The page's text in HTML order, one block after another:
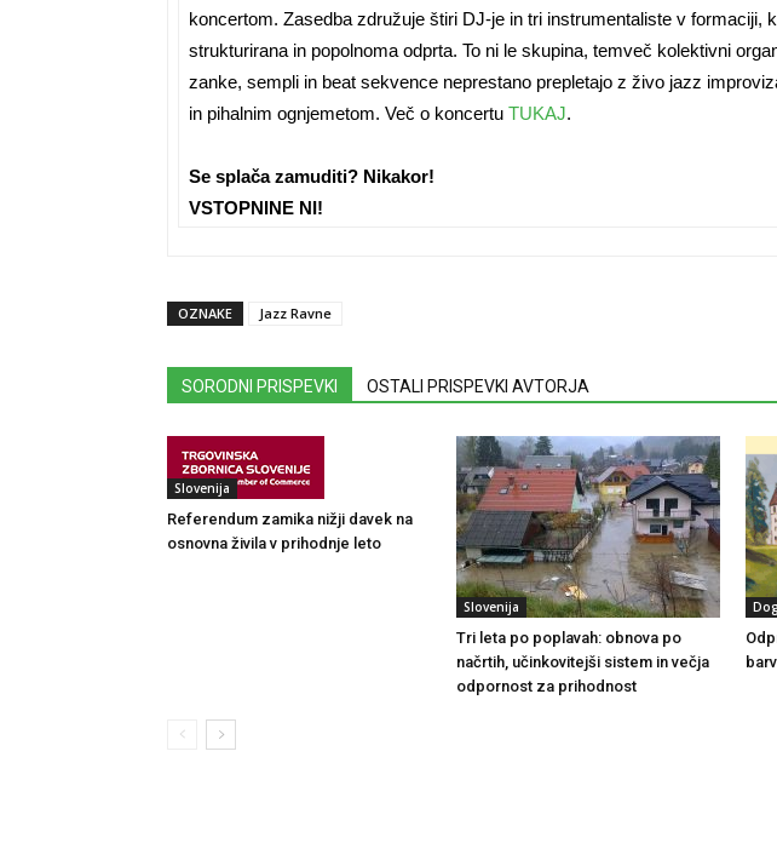
koncertom. Zasedba združuje štiri DJ-je in tri instrumentaliste v formaciji,
strukturirana in popolnoma odprta. To ni le skupina, temveč kolektivni
zanke, sempli in beat sekvence neprestano prepletajo z živo jazz
in pihalnim ognjemetom. Več o koncertu TUKAJ.
Se splača zamuditi? Nikakor!
VSTOPNINE NI!
OZNAKE Jazz Ravne
SORODNI PRISPEVKI OSTALI PRISPEVKI AVTORJA
Slovenija
Referendum zamika nižji davek na
osnovna živila v prihodnje leto
Slovenija
Tri leta po poplavah: obnova po
načrtih, učinkovitejši sistem in večja
odpornost za prihodnost